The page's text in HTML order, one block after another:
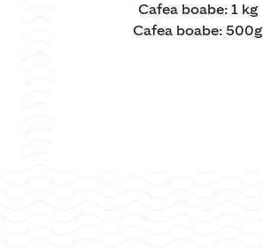
Cafea boabe: 1 kg
Cafea boabe: 500g